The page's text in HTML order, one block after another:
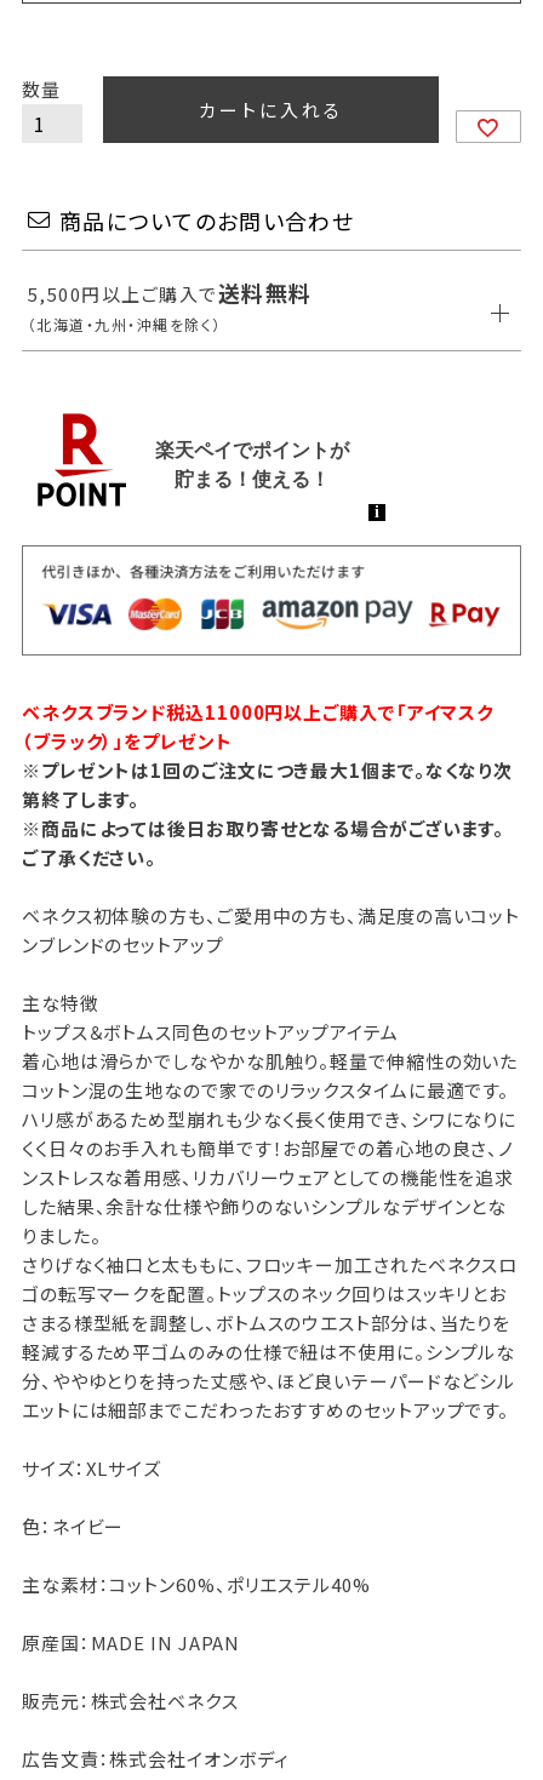
カートに入れる
商品についてのお問い合わせ
5,500円以上ご購入で送料無料
（北海道・九州・沖縄を除く）
ベネクスブランド税込11000円以上ご購入で「アイマスク
（ブラック）」をプレゼント
※プレゼントは1回のご注文につき最大1個まで。なくなり次
第終了します。
※商品によっては後日お取り寄せとなる場合がございます。
ご了承ください。
ベネクス初体験の方も、ご愛用中の方も、満足度の高いコット
ンブレンドのセットアップ
主な特徴
トップス＆ボトムス同色のセットアップアイテム
着心地は滑らかでしなやかな肌触り。軽量で伸縮性の効いた
コットン混の生地なので家でのリラックスタイムに最適です。
ハリ感があるため型崩れも少なく長く使用でき、シワになりに
くく日々のお手入れも簡単です！お部屋での着心地の良さ、ノ
ンストレスな着用感、リカバリーウェアとしての機能性を追求
した結果、余計な仕様や飾りのないシンプルなデザインとな
りました。
さりげなく袖口と太ももに、フロッキー加工されたベネクスロ
ゴの転写マークを配置。トップスのネック回りはスッキリとお
さまる様型紙を調整し、ボトムスのウエスト部分は、当たりを
軽減するため平ゴムのみの仕様で紐は不使用に。シンプルな
分、ややゆとりを持った丈感や、ほど良いテーパードなどシル
エットには細部までこだわったおすすめのセットアップです。
サイズ：XLサイズ
色：ネイビー
主な素材：コットン60%、ポリエステル40%
原産国：MADE IN JAPAN
販売元：株式会社ベネクス
広告文責：株式会社イオンボディ